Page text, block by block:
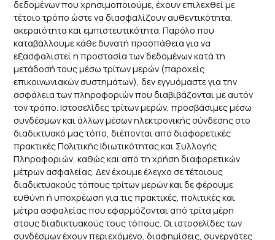
δεδομένων που χρησιμοποιούμε, έχουν επιλεχθεί με
τέτοιο τρόπο ώστε να διασφαλίζουν αυθεντικότητα,
ακεραιότητα και εμπιστευτικότητα. Παρόλο που
καταβάλλουμε κάθε δυνατή προσπάθεια για να
εξασφαλιστεί η προστασία των δεδομένων κατά τη
μετάδοσή τους μέσω τρίτων μερών (παροχείς
επικοινωνιακών συστημάτων), δεν εγγυόμαστε για την
ασφάλεια των πληροφοριών που διαβιβάζονται με αυτόν
τον τρόπο. Ιστοσελίδες τρίτων μερών, προσβάσιμες μέσω
συνδέσμων και άλλων μέσων ηλεκτρονικής σύνδεσης στο
διαδικτυακό μας τόπο, διέπονται από διαφορετικές
πρακτικές Πολιτικής Ιδιωτικότητας και Συλλογής
Πληροφοριών, καθώς και από τη χρήση διαφορετικών
μέτρων ασφαλείας. Δεν έχουμε έλεγχο σε τέτοιους
διαδικτυακούς τόπους τρίτων μερών και δε φέρουμε
ευθύνη ή υποχρέωση για τις πρακτικές, πολιτικές και
μέτρα ασφαλείας που εφαρμόζονται από τρίτα μέρη
στους διαδικτυακούς τους τόπους. Οι ιστοσελίδες των
συνδέσμων έχουν περιεχόμενο, διαφημίσεις, συνεργάτες